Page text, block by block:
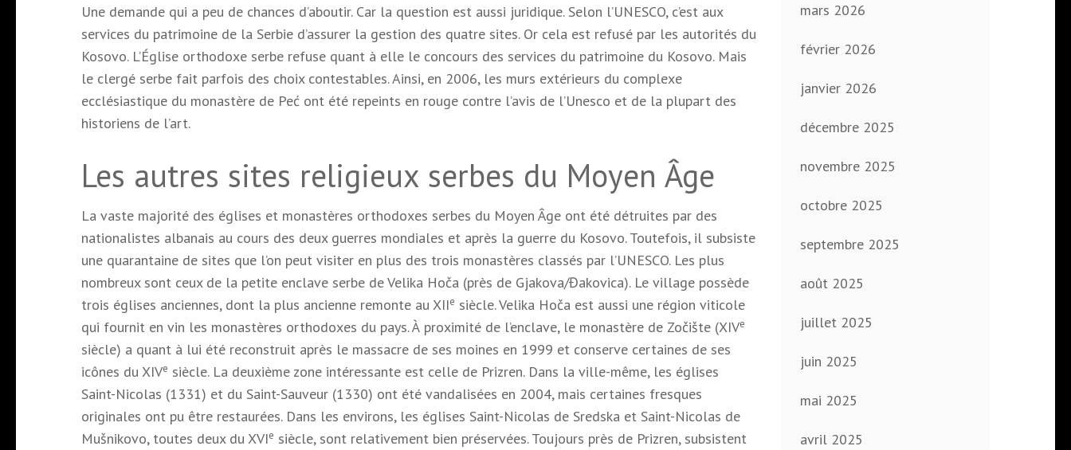
Une demande qui a peu de chances d’aboutir. Car la question est aussi juridique. Selon l’UNESCO, c’est aux
services du patrimoine de la Serbie d’assurer la gestion des quatre sites. Or cela est refusé par les autorités du
Kosovo. L’Église orthodoxe serbe refuse quant à elle le concours des services du patrimoine du Kosovo. Mais
le clergé serbe fait parfois des choix contestables. Ainsi, en 2006, les murs extérieurs du complexe
ecclésiastique du monastère de Peć ont été repeints en rouge contre l’avis de l’Unesco et de la plupart des
historiens de l’art.
Les autres sites religieux serbes du Moyen Âge
La vaste majorité des églises et monastères orthodoxes serbes du Moyen Âge ont été détruites par des
nationalistes albanais au cours des deux guerres mondiales et après la guerre du Kosovo. Toutefois, il subsiste
une quarantaine de sites que l’on peut visiter en plus des trois monastères classés par l’UNESCO. Les plus
nombreux sont ceux de la petite enclave serbe de Velika Hoča (près de Gjakova/Đakovica). Le village possède
trois églises anciennes, dont la plus ancienne remonte au XIIe siècle. Velika Hoča est aussi une région viticole
qui fournit en vin les monastères orthodoxes du pays. À proximité de l’enclave, le monastère de Zočište (XIVe
siècle) a quant à lui été reconstruit après le massacre de ses moines en 1999 et conserve certaines de ses
icônes du XIVe siècle. La deuxième zone intéressante est celle de Prizren. Dans la ville-même, les églises
Saint-Nicolas (1331) et du Saint-Sauveur (1330) ont été vandalisées en 2004, mais certaines fresques
originales ont pu être restaurées. Dans les environs, les églises Saint-Nicolas de Sredska et Saint-Nicolas de
Mušnikovo, toutes deux du XVIe siècle, sont relativement bien préservées. Toujours près de Prizren, subsistent
mars 2026
février 2026
janvier 2026
décembre 2025
novembre 2025
octobre 2025
septembre 2025
août 2025
juillet 2025
juin 2025
mai 2025
avril 2025